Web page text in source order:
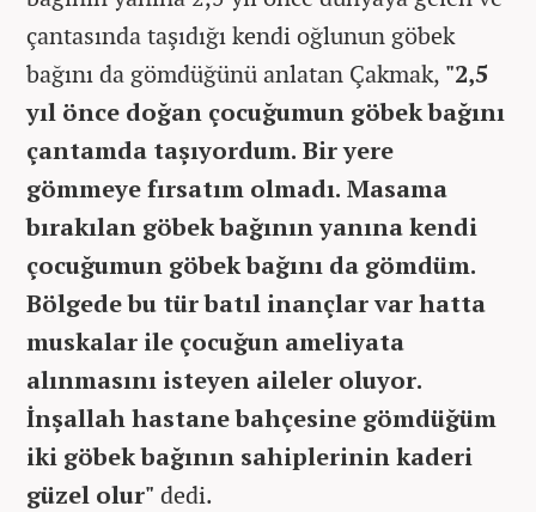
çantasında taşıdığı kendi oğlunun göbek
bağını da gömdüğünü anlatan Çakmak, "2,5
yıl önce doğan çocuğumun göbek bağını
çantamda taşıyordum. Bir yere
gömmeye fırsatım olmadı. Masama
bırakılan göbek bağının yanına kendi
çocuğumun göbek bağını da gömdüm.
Bölgede bu tür batıl inançlar var hatta
muskalar ile çocuğun ameliyata
alınmasını isteyen aileler oluyor.
İnşallah hastane bahçesine gömdüğüm
iki göbek bağının sahiplerinin kaderi
güzel olur" dedi.